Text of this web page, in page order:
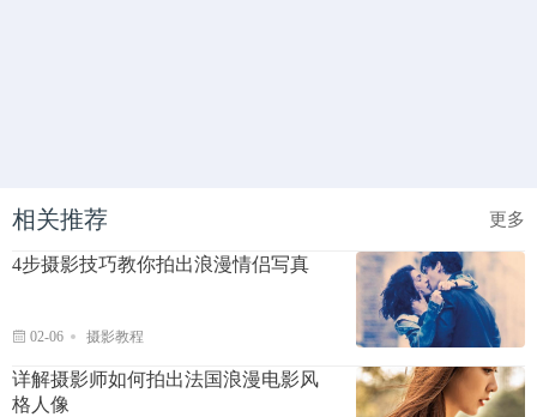
相关推荐 更多
4步摄影技巧教你拍出浪漫情侣写真
02-06 摄影教程
详解摄影师如何拍出法国浪漫电影风
格人像